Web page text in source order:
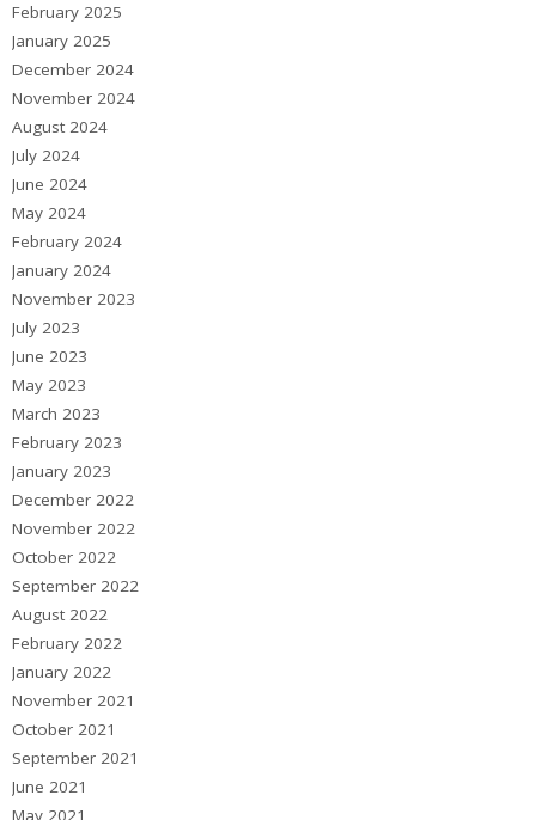
February 2025
January 2025
December 2024
November 2024
August 2024
July 2024
June 2024
May 2024
February 2024
January 2024
November 2023
July 2023
June 2023
May 2023
March 2023
February 2023
January 2023
December 2022
November 2022
October 2022
September 2022
August 2022
February 2022
January 2022
November 2021
October 2021
September 2021
June 2021
May 2021